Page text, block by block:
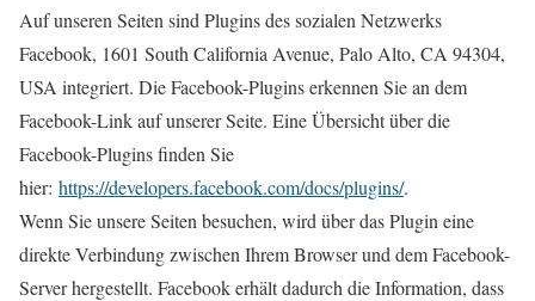
Auf unseren Seiten sind Plugins des sozialen Netzwerks
Facebook, 1601 South California Avenue, Palo Alto, CA 94304,
USA integriert. Die Facebook-Plugins erkennen Sie an dem
Facebook-Link auf unserer Seite. Eine Übersicht über die
Facebook-Plugins finden Sie
hier: https://developers.facebook.com/docs/plugins/.
Wenn Sie unsere Seiten besuchen, wird über das Plugin eine
direkte Verbindung zwischen Ihrem Browser und dem Facebook-
Server hergestellt. Facebook erhält dadurch die Information, dass